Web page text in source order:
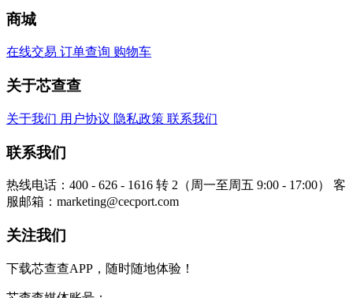
商城
在线交易 订单查询 购物车
关于芯查查
关于我们 用户协议 隐私政策 联系我们
联系我们
热线电话：400 - 626 - 1616 转 2（周一至周五 9:00 - 17:00）
客
服邮箱：marketing@cecport.com
关注我们
下载芯查查APP，随时随地体验！